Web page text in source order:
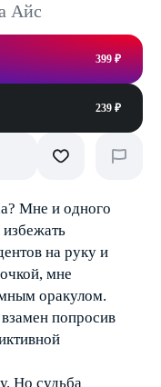
Айс
399 ₽
239 ₽
Мне и одного
на руку и
мне
оракулом.
попросив
Но судьба